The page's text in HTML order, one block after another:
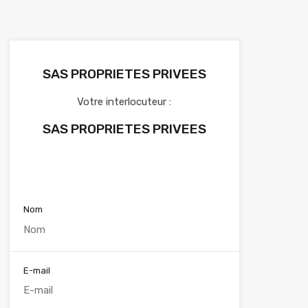
SAS PROPRIETES PRIVEES
Votre interlocuteur :
SAS PROPRIETES PRIVEES
Nom
E-mail